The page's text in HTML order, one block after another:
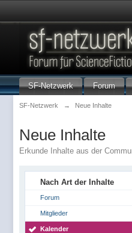
SF-Netzwerk Forum
SF-Netzwerk → Neue Inhalte
Neue Inhalte
Erkunde Inhalte aus der
Nach Art der Inhalte
Forum
Mitglieder
Kalender